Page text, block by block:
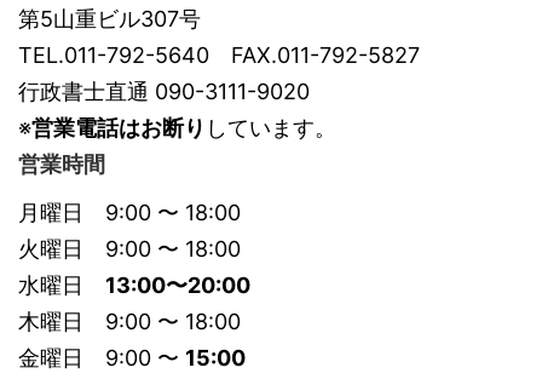
第5山重ビル307号
TEL.011-792-5640 FAX.011-792-5827
行政書士直通 090-3111-9020
※営業電話はお断り しています。
営業時間
月曜日 9:00 〜 18:00
火曜日 9:00 〜 18:00
水曜日 13:00〜20:00
木曜日 9:00 〜 18:00
金曜日 9:00 〜 15:00